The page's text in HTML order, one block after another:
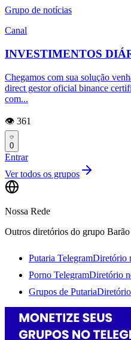
Grupo de notícias
Canal
INVESTIMENTOS
Chegamos com sua solução
direct gestor oficial binance
com...
👁️ 361
0
Entrar
Ver todos os grupos
Nossa Rede
Outros diretórios do grupo Barão
Putaria TelegramDiretório
Porno TelegramDiretório
Grupos de Putaria